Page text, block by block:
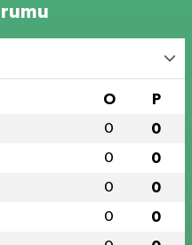
O P
0 0
0 0
0 0
0 0